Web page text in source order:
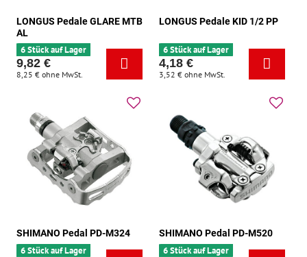
LONGUS Pedale GLARE MTB
AL
6 Stück auf Lager
9,82 €
8,25 € ohne MwSt.
LONGUS Pedale KID 1/2 PP
6 Stück auf Lager
4,18 €
3,52 € ohne MwSt.
SHIMANO Pedal PD-M324
6 Stück auf Lager
SHIMANO Pedal PD-M520
6 Stück auf Lager